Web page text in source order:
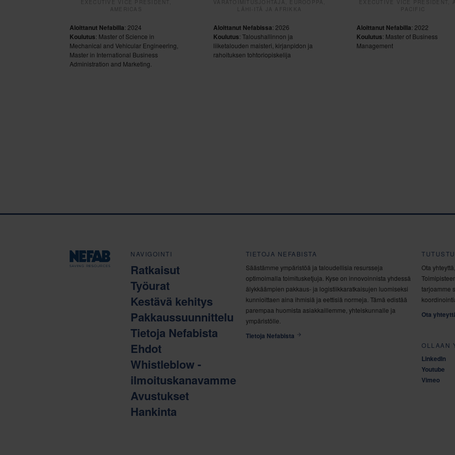
EXECUTIVE VICE PRESIDENT,
AMERICAS
Aloittanut Nefabilla: 2024
Koulutus: Master of Science in
Mechanical and Vehicular Engineering,
Master in International Business
Administration and Marketing.
VARATOIMITUSJOHTAJA, EUROOPPA,
LÄHI-ITÄ JA AFRIKKA
Aloittanut Nefabissa: 2026
Koulutus: Taloushallinnon ja
liiketalouden maisteri, kirjanpidon ja
rahoituksen tohtoriopiskelija
EXECUTIVE VICE PRESIDENT,
PACIFIC
Aloittanut Nefabilla: 2022
Koulutus: Master of Business
Management
NAVIGOINTI
Ratkaisut
Työurat
Kestävä kehitys
Pakkaussuunnittelu
Tietoja Nefabista
Ehdot
Whistleblow -
ilmoituskanavamme
Avustukset
Hankinta
TIETOJA NEFABISTA
Säästämme ympäristöä ja taloudellisia resursseja
optimoimalla toimitusketjuja. Kyse on innovoinnista yhdessä
älykkäämpien pakkaus- ja logistiikkaratkaisujen luomiseksi
kunnioittaen aina ihmisiä ja eettisiä normeja. Tämä edistää
parempaa huomista asiakkaillemme, yhteiskunnalle ja
ympäristölle.
Tietoja Nefabista
Ota
tarjoamme
Ota
OLLAAN
LinkedIn
Youtube
Vimeo